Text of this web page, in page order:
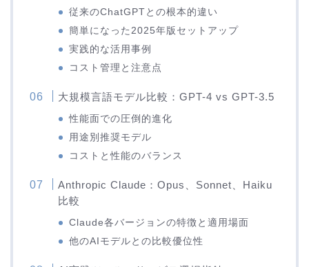
従来のChatGPTとの根本的違い
簡単になった2025年版セットアップ
実践的な活用事例
コスト管理と注意点
大規模言語モデル比較：GPT-4 vs GPT-3.5
性能面での圧倒的進化
用途別推奨モデル
コストと性能のバランス
Anthropic Claude：Opus、Sonnet、Haiku
比較
Claude各バージョンの特徴と適用場面
他のAIモデルとの比較優位性